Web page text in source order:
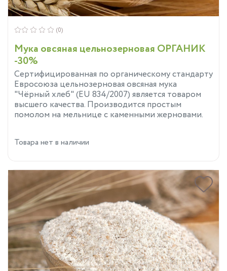
Мука овсяная цельнозерновая ОРГАНИК
-30%
Сертифицированная по органическому стандарту
Евросоюза цельнозерновая овсяная мука
"Чёрный хлеб" (EU 834/2007) является товаром
высшего качества. Производится простым
помолом на мельнице с каменными жерновами.
(0)
Товара нет в наличии